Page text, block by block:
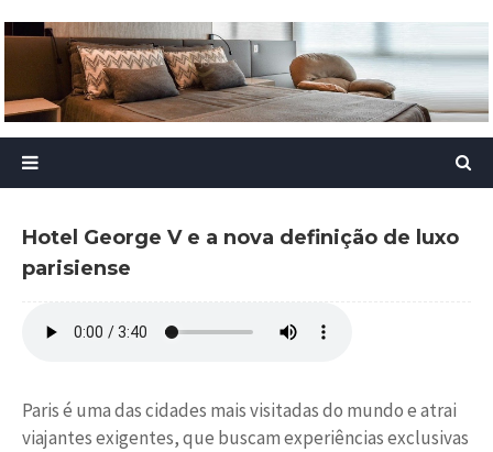
Hotel George V e a nova definição de luxo
parisiense
Paris é uma das cidades mais visitadas do mundo e atrai
viajantes exigentes, que buscam experiências exclusivas